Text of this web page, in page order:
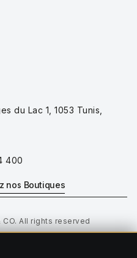
du Lac 1, 1053 Tunis,
400
nos Boutiques
CO. All rights reserved